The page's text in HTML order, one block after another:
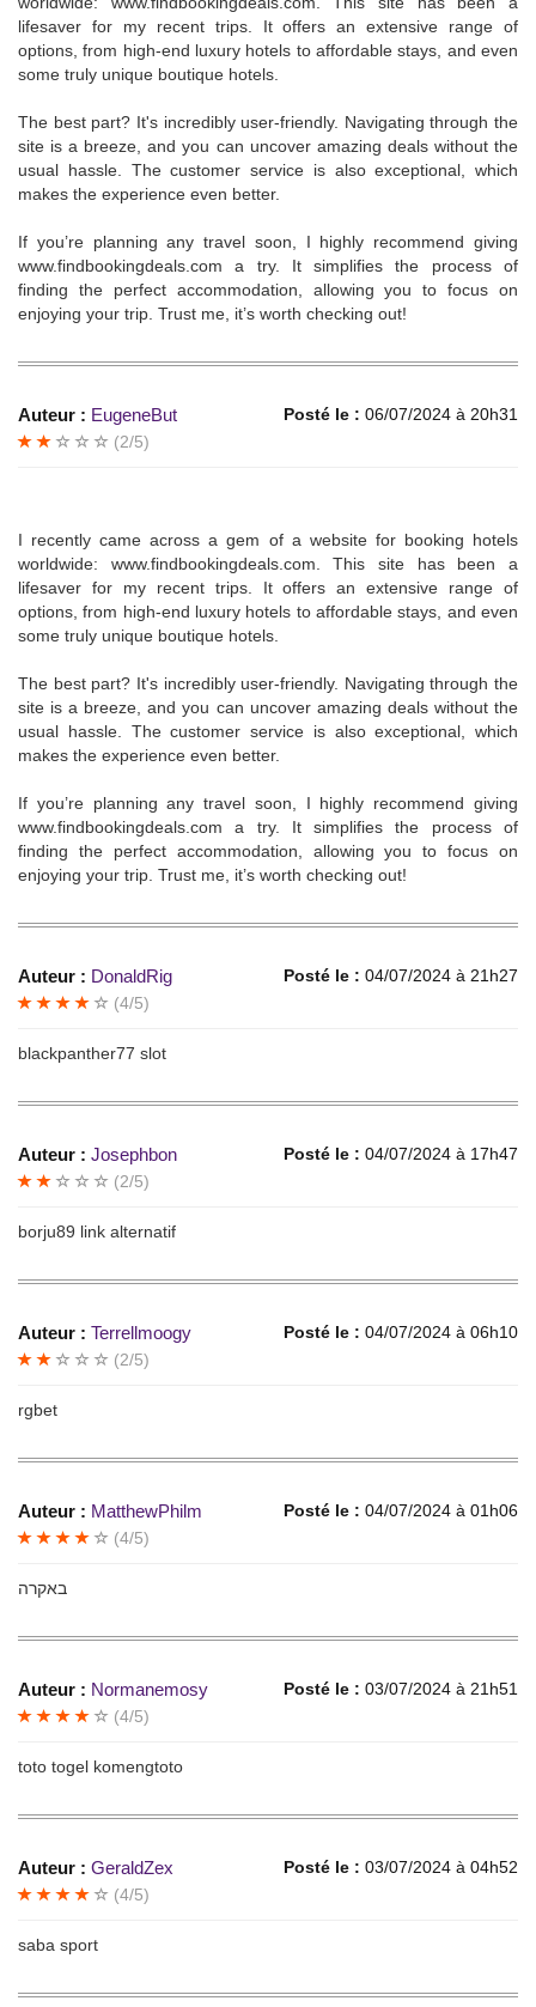
lifesaver for my recent trips. It offers an extensive range of
options, from high-end luxury hotels to affordable stays, and even
some truly unique boutique hotels.
The best part? It's incredibly user-friendly. Navigating through the
site is a breeze, and you can uncover amazing deals without the
usual hassle. The customer service is also exceptional, which
makes the experience even better.
If you’re planning any travel soon, I highly recommend giving
www.findbookingdeals.com a try. It simplifies the process of
finding the perfect accommodation, allowing you to focus on
enjoying your trip. Trust me, it’s worth checking out!
Auteur : EugeneBut Posté le : 06/07/2024 à 20h31
(2/5)
I recently came across a gem of a website for booking hotels
worldwide: www.findbookingdeals.com. This site has been a
lifesaver for my recent trips. It offers an extensive range of
options, from high-end luxury hotels to affordable stays, and even
some truly unique boutique hotels.
The best part? It's incredibly user-friendly. Navigating through the
site is a breeze, and you can uncover amazing deals without the
usual hassle. The customer service is also exceptional, which
makes the experience even better.
If you’re planning any travel soon, I highly recommend giving
www.findbookingdeals.com a try. It simplifies the process of
finding the perfect accommodation, allowing you to focus on
enjoying your trip. Trust me, it’s worth checking out!
Auteur : DonaldRig Posté le : 04/07/2024 à 21h27
(4/5)
blackpanther77 slot
Auteur : Josephbon Posté le : 04/07/2024 à 17h47
(2/5)
borju89 link alternatif
Auteur : Terrellmoogy Posté le : 04/07/2024 à 06h10
(2/5)
rgbet
Auteur : MatthewPhilm Posté le : 04/07/2024 à 01h06
(4/5)
באקרה
Auteur : Normanemosy Posté le : 03/07/2024 à 21h51
(4/5)
toto togel komengtoto
Auteur : GeraldZex Posté le : 03/07/2024 à 04h52
(4/5)
saba sport